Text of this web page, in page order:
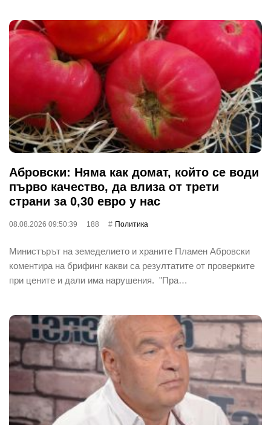
Абровски: Няма как домат, който се води
първо качество, да влиза от трети
страни за 0,30 евро у нас
08.08.2026 09:50:39 188 Политика
Министърът на земеделието и храните Пламен Абровски
коментира на брифинг какви са резултатите от проверките
при цените и дали има нарушения. "Пра…